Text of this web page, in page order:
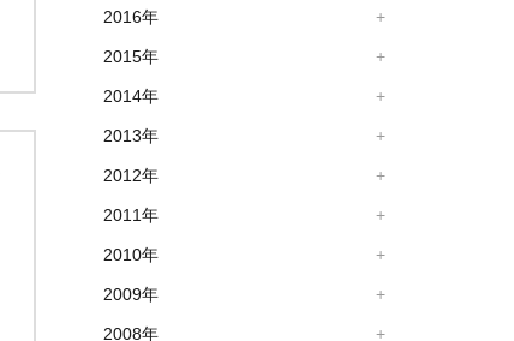
2016年
2015年
2014年
2013年
2012年
2011年
2010年
2009年
2008年